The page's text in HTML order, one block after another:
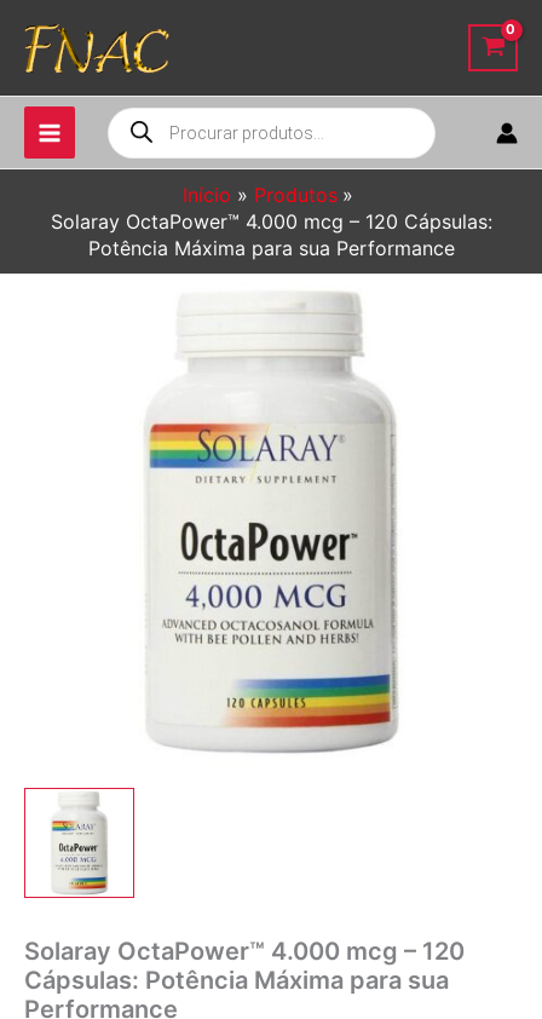
para
conteúdo
Pesquisar
produtos
Início
Produtos
Solaray OctaPower™ 4.000 mcg – 120 Cápsulas:
Potência Máxima para sua Performance
Solaray OctaPower™ 4.000 mcg – 120
Cápsulas: Potência Máxima para sua
Performance